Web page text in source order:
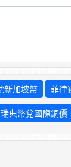
新加坡幣 菲律
瑞典幣兌國際銅價